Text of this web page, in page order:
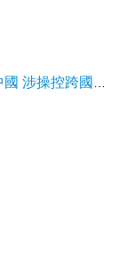
與香港商界有密切聯繫